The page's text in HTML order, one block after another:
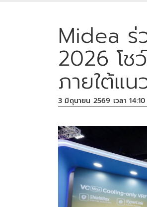
Midea ร่
2026 โช
ภายใต้แ
3 มิถุนายน 2569 เวลา